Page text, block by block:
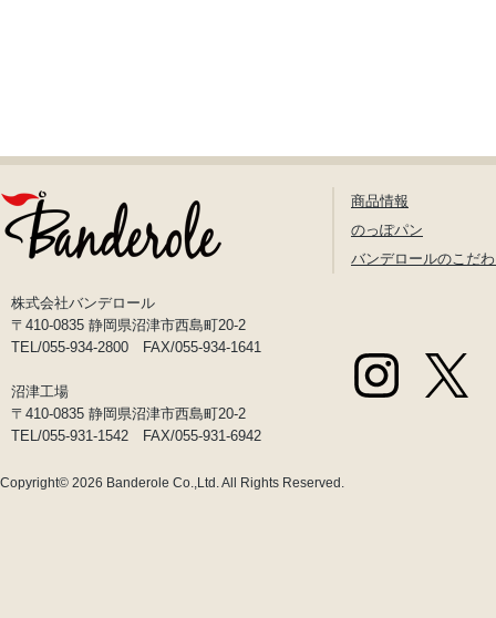
株式会社バンデロール
〒410-0835 静岡県沼津市西島町20-2
TEL/055-934-2800 FAX/055-934-1641
沼津工場
〒410-0835 静岡県沼津市西島町20-2
TEL/055-931-1542 FAX/055-931-6942
商品情報
のっぽパン
バンデロールのこだ
Copyright© 2026 Banderole Co.,Ltd.All Rights Reserved.